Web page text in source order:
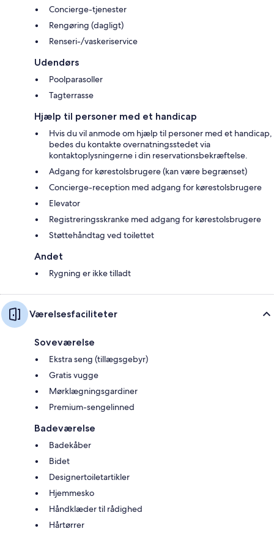
Concierge-tjenester
Rengøring (dagligt)
Renseri-/vaskeriservice
Udendørs
Poolparasoller
Tagterrasse
Hjælp til personer med et handicap
Hvis du vil anmode om hjælp til personer med et handicap,
bedes du kontakte overnatningsstedet via
kontaktoplysningerne i din reservationsbekræftelse.
Adgang for kørestolsbrugere (kan være begrænset)
Concierge-reception med adgang for kørestolsbrugere
Elevator
Registreringsskranke med adgang for kørestolsbrugere
Støttehåndtag ved toilettet
Andet
Rygning er ikke tilladt
Værelsesfaciliteter
Soveværelse
Ekstra seng (tillægsgebyr)
Gratis vugge
Mørklægningsgardiner
Premium-sengelinned
Badeværelse
Badekåber
Bidet
Designertoiletartikler
Hjemmesko
Håndklæder til rådighed
Hårtørrer